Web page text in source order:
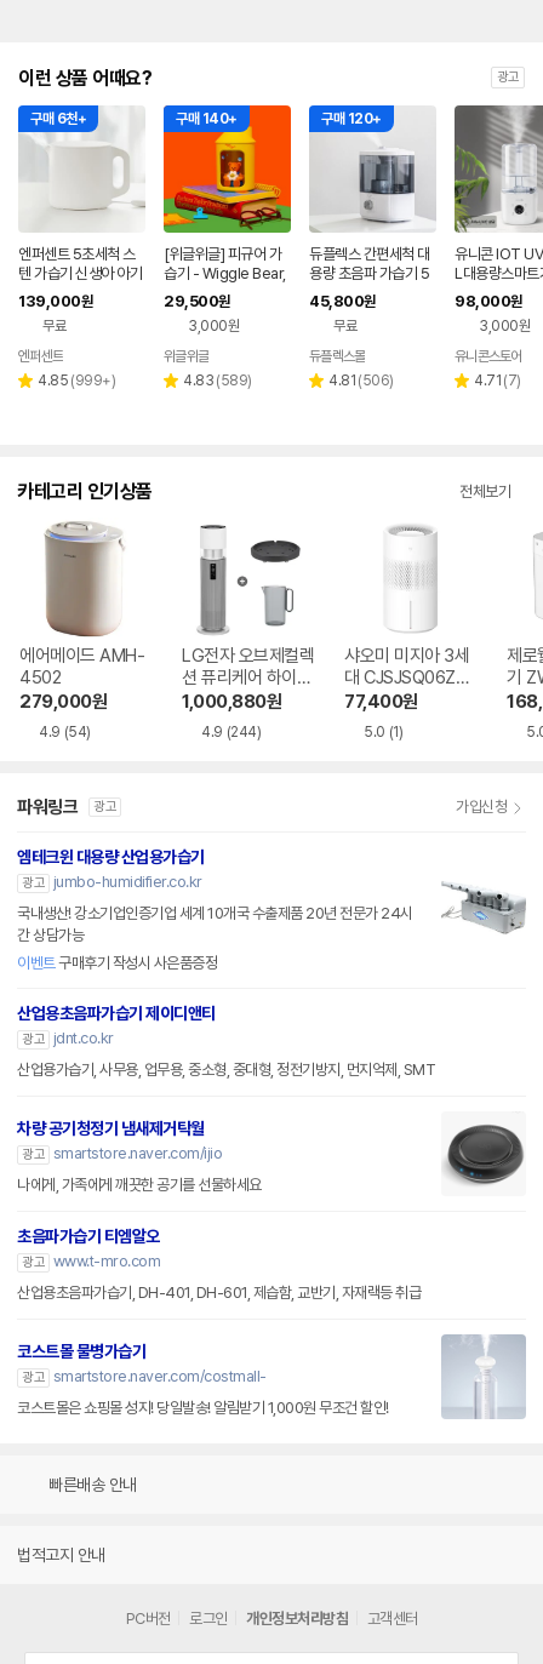
이런 상품 어때요? 광고
구매 6천+
엔퍼센트 5초세척 스
텐 가습기 신생아 아기
가습기 화이트
139,000원
무료
엔퍼센트
별 4.85 리
(999+)
구매 140+
[위글위글] 피규어 가
습기 - Wiggle Bear,
미니 소형 사무실 탁상
용
29,500원
3,000원
페이
위글위글
별 4.83 리
(589)
구매 120+
듀플렉스 간편세척 대
용량 초음파 가습기 5
L DP-8000UH
45,800원
무료
듀플렉스몰
별 4.81 리
(506)
유니콘 IOT
L대용량스마트
IOT 앱연동
연동 리모컨지
HM60V
98,000원
3,000원
유니콘스토어
별 4.71 리
(7)
카테고리 인기상품 전체보기
에어메이드 AMH-
4502
279,000원
4.9 (54)
LG전자 오브제컬렉
션 퓨리케어 하이드
로타워 HY705RS
UABM
1,000,880원
4.9 (244)
샤오미 미지아 3세
대 CJSJSQ06ZM
Z
77,400원
5.0 (1)
제로
기
파워링크 광고 가입신청
엠테크윈 대용량 산업용가습기
광고
jumbo-humidifier.co.kr
국내생산! 강소기업인증기업 세계 10개국 수출제품 20년 전문가 24시
간 상담가능
이벤트구매후기 작성시 사은품증정
산업용초음파가습기 제이디앤티
광고
jdnt.co.kr
산업용가습기, 사무용, 업무용, 중소형, 중대형, 정전기방지, 먼지억제, SMT
차량 공기청정기 냄새제거탁월
광고 smartstore.naver.com/ijio
나에게, 가족에게 깨끗한 공기를 선물하세요
초음파가습기 티엠알오
광고 www.t-mro.com
산업용초음파가습기, DH-401, DH-601, 제습함, 교반기, 자재랙등 취급
코스트몰 물병가습기
광고 smartstore.naver.com/costmall-
코스트몰은 쇼핑몰 성지! 당일발송! 알림받기 1,000원 무조건 할인!
빠른배송 안내
법적고지 안내
PC버전 로그인 개인정보처리방침 고객센터